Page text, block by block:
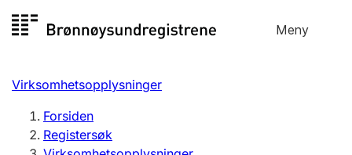
til
Meny
Registersøk
Aksjeselskap
Virksomhetsopplysninger
Forsiden
Registersøk